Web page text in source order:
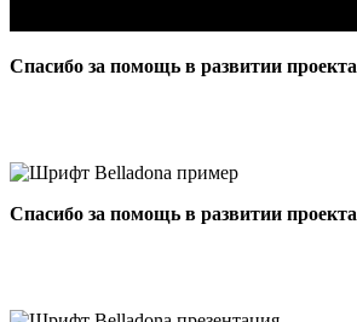
Спасибо за помощь в развитии проекта
Спасибо за помощь в развитии проекта